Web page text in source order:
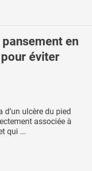
pansement en
éviter
ulcère du pied
associée à
qui ...